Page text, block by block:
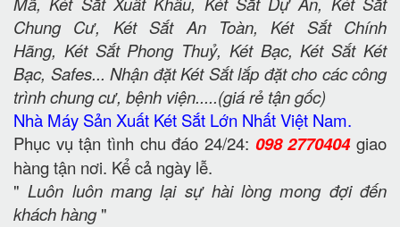
Chung Cư, Két Sắt An Toàn, Két Sắt Chính
Hãng, Két Sắt Phong Thuỷ, Két Bạc, Két Sắt Két
Bạc, Safes... Nhận đặt Két Sắt lắp đặt cho các công
trình chung cư, bệnh viện.....(giá rẻ tận gốc)
Nhà Máy Sản Xuất Két Sắt Lớn Nhất Việt Nam.
Phục vụ tận tình chu đáo 24/24: 098 2770404giao
hàng tận nơi. Kể cả ngày lễ.
"Luôn luôn mang lại sự hài lòng mong đợi đến
khách hàng"